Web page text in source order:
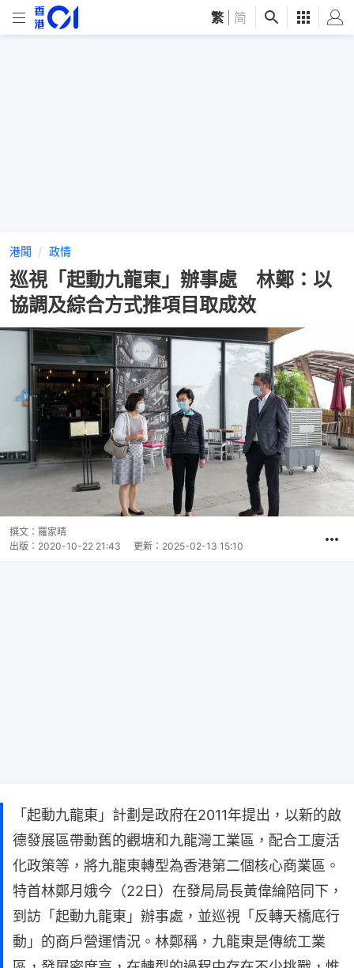
繁 简
港聞 政情
巡視「起動九龍東」辦事處 林鄭：以
協調及綜合方式推項目取成效
撰文： 羅家晴
出版： 2020-10-22 21:43 更新： 2025-02-13 15:10
「起動九龍東」計劃是政府在2011年提出，以新的啟
德發展區帶動舊的觀塘和九龍灣工業區，配合工廈活
化政策等，將九龍東轉型為香港第二個核心商業區。
特首林鄭月娥今（22日）在發局局長黃偉綸陪同下，
到訪「起動九龍東」辦事處，並巡視「反轉天橋底行
動」的商戶營運情況。林鄭稱，九龍東是傳統工業